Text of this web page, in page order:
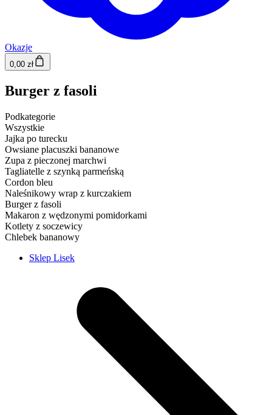
Okazje
0,00 zł
Burger z fasoli
Podkategorie
Wszystkie
Jajka po turecku
Owsiane placuszki bananowe
Zupa z pieczonej marchwi
Tagliatelle z szynką parmeńską
Cordon bleu
Naleśnikowy wrap z kurczakiem
Burger z fasoli
Makaron z wędzonymi pomidorkami
Kotlety z soczewicy
Chlebek bananowy
Sklep Lisek